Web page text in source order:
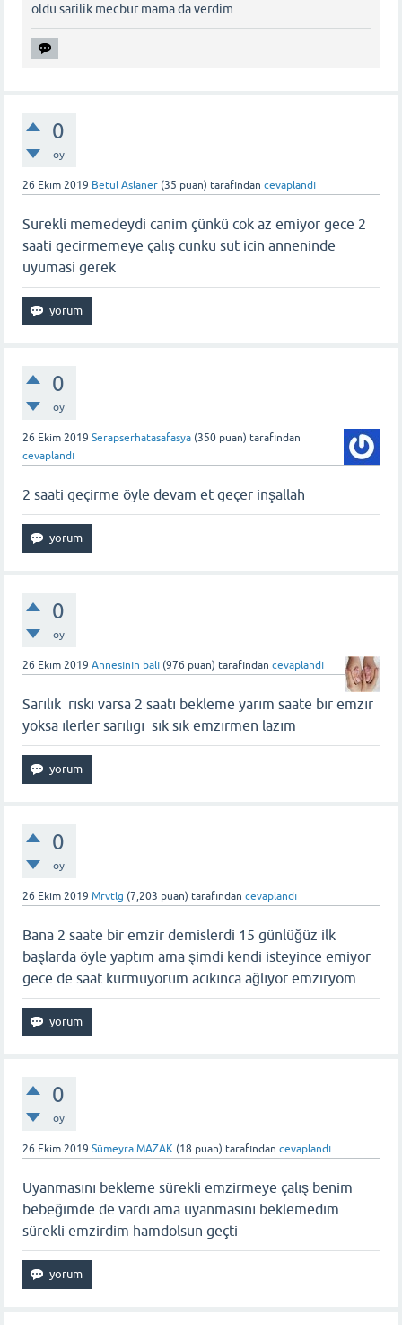
oldu sarilik mecbur mama da verdim.
0
oy
26 Ekim 2019 Betül Aslaner (35 puan) tarafından cevaplandı
Surekli memedeydi canim çünkü cok az emiyor gece 2
saati gecirmemeye çalış cunku sut icin anneninde
uyumasi gerek
0
oy
26 Ekim 2019 Serapserhatasafasya (350 puan) tarafından
cevaplandı
2 saati geçirme öyle devam et geçer inşallah
0
oy
26 Ekim 2019 Annesının balı (976 puan) tarafından cevaplandı
Sarılık rıskı varsa 2 saatı bekleme yarım saate bır emzır
yoksa ılerler sarılıgı sık sık emzırmen lazım
0
oy
26 Ekim 2019 Mrvtlg (7,203 puan) tarafından cevaplandı
Bana 2 saate bir emzir demislerdi 15 günlüğüz ilk
başlarda öyle yaptım ama şimdi kendi isteyince emiyor
gece de saat kurmuyorum acıkınca ağlıyor emziryom
0
oy
26 Ekim 2019 Sümeyra MAZAK (18 puan) tarafından cevaplandı
Uyanmasını bekleme sürekli emzirmeye çalış benim
bebeğimde de vardı ama uyanmasını beklemedim
sürekli emzirdim hamdolsun geçti